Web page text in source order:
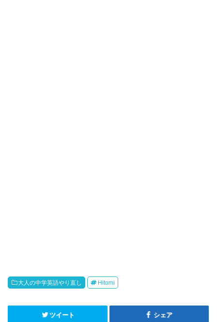
大人の中学英語やり直し Hitomi
ツイート シェア